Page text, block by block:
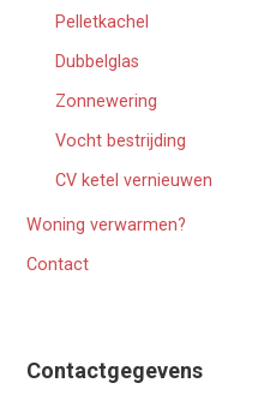
Pelletkachel
Dubbelglas
Zonnewering
Vocht bestrijding
CV ketel vernieuwen
Woning verwarmen?
Contact
Contactgegevens